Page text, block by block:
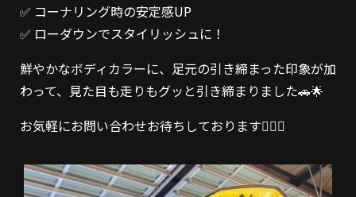
✅ コーナリング時の安定感UP
✅ ローダウンでスタイリッシュに！
鮮やかなボディカラーに、足元の引き締まった印象が加
わって、見た目も走りもグッと引き締まりました🚗🌟
お気軽にお問い合わせお待ちしております💁🏻‍♀️